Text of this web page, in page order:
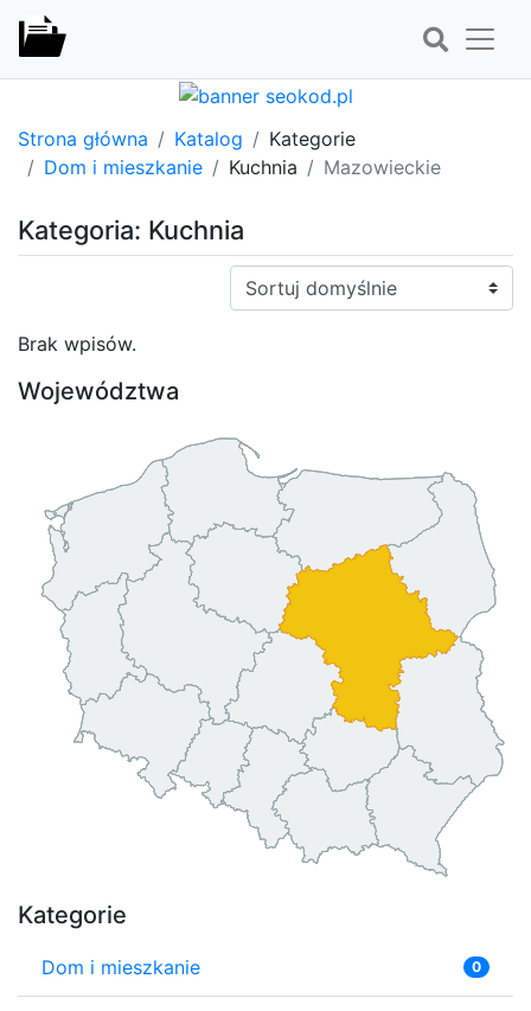
Strona główna Katalog
Kategorie
Dom i mieszkanie
Kuchnia Mazowieckie
Kategoria: Kuchnia
Sortuj:
Brak wpisów.
Województwa
Kategorie
Dom i mieszkanie 0